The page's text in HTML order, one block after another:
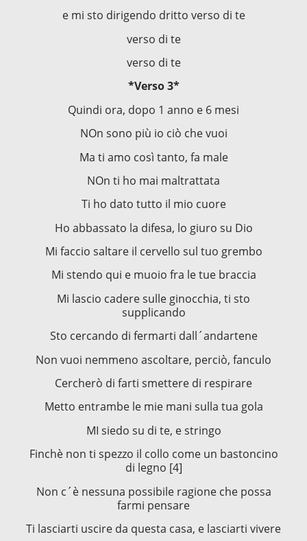
e mi sto dirigendo dritto verso di te
verso di te
verso di te
*Verso 3*
Quindi ora, dopo 1 anno e 6 mesi
NOn sono più io ciò che vuoi
Ma ti amo così tanto, fa male
NOn ti ho mai maltrattata
Ti ho dato tutto il mio cuore
Ho abbassato la difesa, lo giuro su Dio
Mi faccio saltare il cervello sul tuo grembo
Mi stendo qui e muoio fra le tue braccia
Mi lascio cadere sulle ginocchia, ti sto
supplicando
Sto cercando di fermarti dall´andartene
Non vuoi nemmeno ascoltare, perciò, fanculo
Cercherò di farti smettere di respirare
Metto entrambe le mie mani sulla tua gola
MI siedo su di te, e stringo
Finchè non ti spezzo il collo come un bastoncino
di legno [4]
Non c´è nessuna possibile ragione che possa
farmi pensare
Ti lasciarti uscire da questa casa, e lasciarti vivere